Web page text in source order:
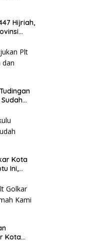
Hijriah,
Sudah
Kota
Ini,
Kota